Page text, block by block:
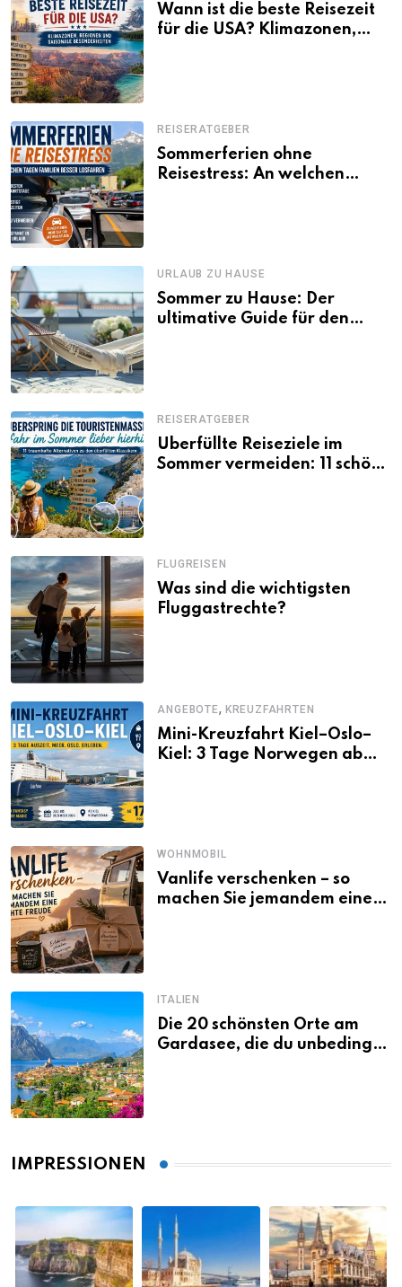
Wann ist die beste Reisezeit
für die USA? Klimazonen,
REISERATGEBER
Sommerferien ohne
Reisestress: An welchen
URLAUB ZU HAUSE
Sommer zu Hause: Der
ultimative Guide für den
REISERATGEBER
Überfüllte Reiseziele im
Sommer vermeiden: 11 schöne
FLUGREISEN
Was sind die wichtigsten
Fluggastrechte?
ANGEBOTE, KREUZFAHRTEN
Mini-Kreuzfahrt Kiel–Oslo–
Kiel: 3 Tage Norwegen ab
WOHNMOBIL
Vanlife verschenken – so
machen Sie jemandem eine
ITALIEN
Die 20 schönsten Orte am
Gardasee, die du unbedingt
IMPRESSIONEN